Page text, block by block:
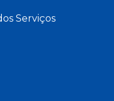
Serviços